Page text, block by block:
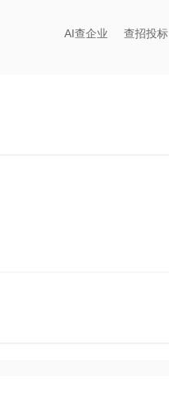
AI查企业 查招投标